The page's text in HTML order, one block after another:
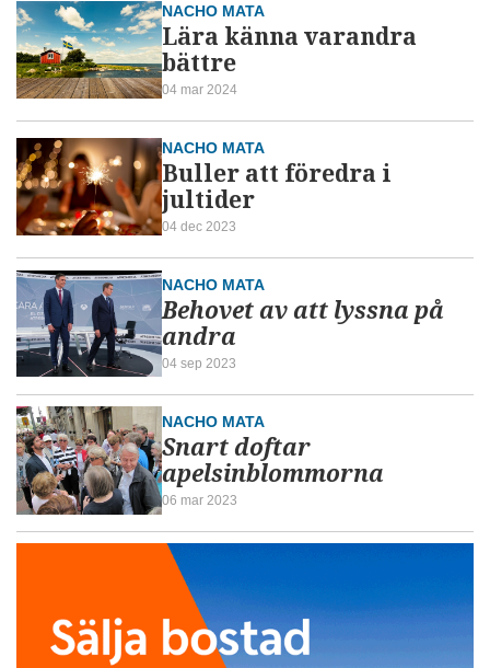
NACHO MATA
Lära känna varandra
bättre
04 mar 2024
NACHO MATA
Buller att föredra i
jultider
04 dec 2023
NACHO MATA
Behovet av att lyssna på
andra
04 sep 2023
NACHO MATA
Snart doftar
apelsinblommorna
06 mar 2023